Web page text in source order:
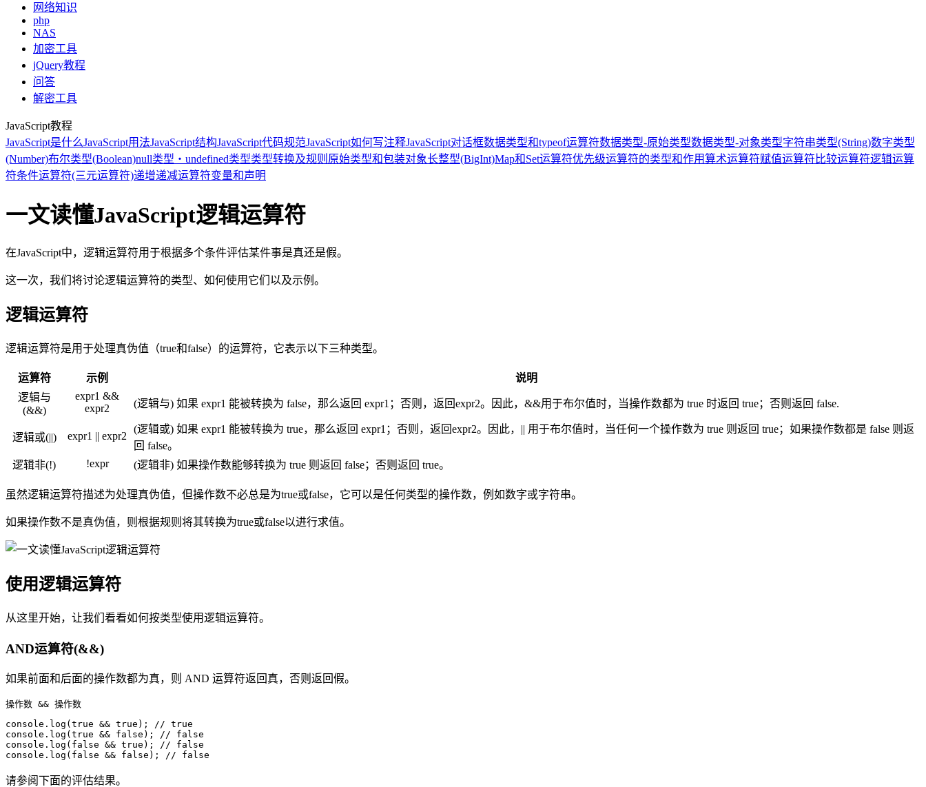
网络知识
php
NAS
加密工具
jQuery教程
问答
解密工具
JavaScript教程
JavaScript是什么JavaScript用法JavaScript结构JavaScript代码规范JavaScript如何写注释JavaScript对话框数据类型和typeof运算符数据类型-原始类型数据类型-对象类型字符串类型(String)数字类型
(Number)布尔类型(Boolean)null类型・undefined类型类型转换及规则 原始类型和包装对象长整型(BigInt)Map和Set运算符优先级运算符的类型和作用算术运算符赋值运算符 比较运算符逻辑运算
符条件运算符(三元运算符)递增递减运算符变量和声明
一文读懂JavaScript逻辑运算符
在JavaScript中，逻辑运算符用于根据多个条件评估某件事是真还是假。
这一次，我们将讨论逻辑运算符的类型、如何使用它们以及示例。
逻辑运算符
逻辑运算符是用于处理真伪值（true和false）的运算符，它表示以下三种类型。
运算符 示例
说明
逻辑与
(&&)
expr1 &&
expr2
(逻辑与) 如果 expr1 能被转换为 false，那么返回 expr1；否则，返回expr2。因此，&&用于布尔值时，当操作数都为 true 时返回 true；否则返回 false.
逻辑或(||) expr1 || expr2
(逻辑或) 如果 expr1 能被转换为 true，那么返回 expr1；否则，返回expr2。因此，|| 用于布尔值时，当任何一个操作数为 true 则返回 true；如果操作数都是 false 则返
回 false。
逻辑非(!)
!expr (逻辑非) 如果操作数能够转换为 true 则返回 false；否则返回 true。
虽然逻辑运算符描述为处理真伪值，但操作数不必总是为true或false，它可以是任何类型的操作数，例如数字或字符串。
如果操作数不是真伪值，则根据规则将其转换为true或false以进行求值。
使用逻辑运算符
从这里开始，让我们看看如何按类型使用逻辑运算符。
AND运算符(&&)
如果前面和后面的操作数都为真，则 AND 运算符返回真，否则返回假。
操作数 && 操作数
console.log(true && true); // true
console.log(true && false); // false
console.log(false && true); // false
console.log(false && false); // false
请参阅下面的评估结果。